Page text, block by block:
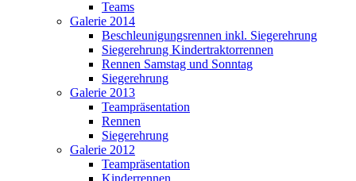
Teams
Galerie 2014
Beschleunigungsrennen inkl. Siegerehrung
Siegerehrung Kindertraktorrennen
Rennen Samstag und Sonntag
Siegerehrung
Galerie 2013
Teampräsentation
Rennen
Siegerehrung
Galerie 2012
Teampräsentation
Kinderrennen